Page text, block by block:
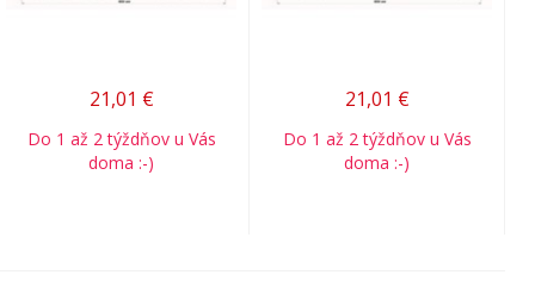
21,01 €
Do 1 až 2 týždňov u Vás
doma :-)
21,01 €
Do 1 až 2 týždňov u Vás
doma :-)